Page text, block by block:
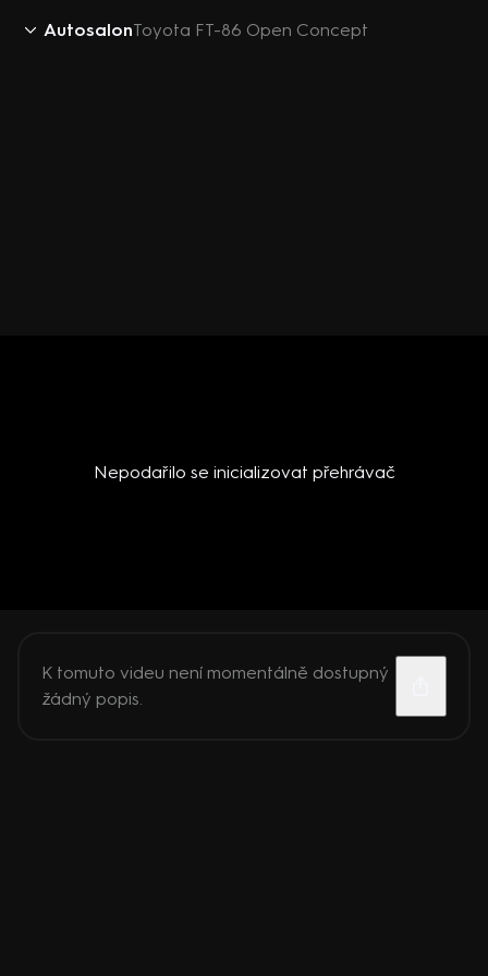
AutosalonToyota FT-86 Open Concept
Nepodařilo se inicializovat přehrávač
K tomuto videu není momentálně dostupný
žádný popis.